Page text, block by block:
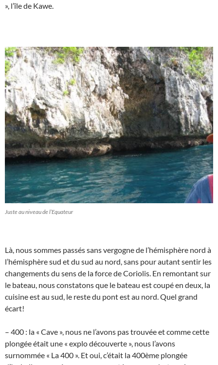
», l’île de Kawe.
Juste au niveau de l’Equateur
Là, nous sommes passés sans vergogne de l’hémisphère nord à
l’hémisphère sud et du sud au nord, sans pour autant sentir les
changements du sens de la force de Coriolis. En remontant sur
le bateau, nous constatons que le bateau est coupé en deux, la
cuisine est au sud, le reste du pont est au nord. Quel grand
écart!
– 400 : la « Cave », nous ne l’avons pas trouvée et comme cette
plongée était une « explo découverte », nous l’avons
surnommée « La 400 ». Et oui, c’était la 400ème plongée